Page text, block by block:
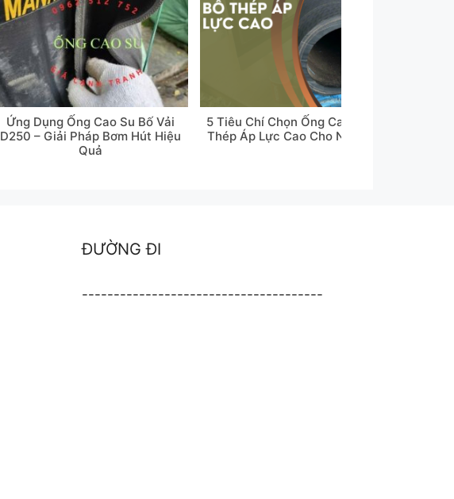
Ứng Dụng Ống Cao Su Bố Vải
D250 – Giải Pháp Bơm Hút Hiệu
Quả
5 Tiêu Chí Chọn Ống Cao Su Bố
Thép Áp Lực Cao Cho Nhà Máy
ĐƯỜNG ĐI
--------------------------------------